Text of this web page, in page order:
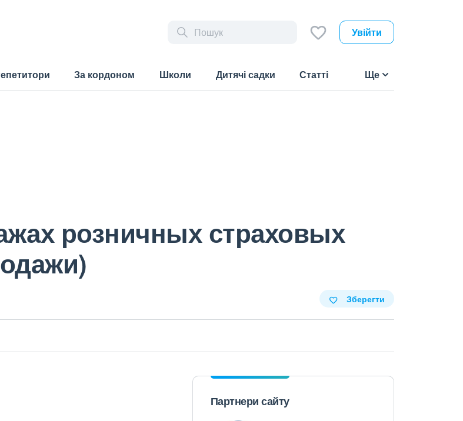
Увійти
За кордоном Школи Дитячі садки Статті Ще
розничных страховых
Зберегти
Партнери сайту